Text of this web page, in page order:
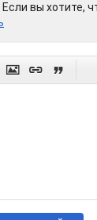
вы хотите,
  